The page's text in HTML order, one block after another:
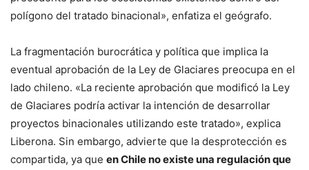
polígono del tratado binacional», enfatiza el geógrafo.
La fragmentación burocrática y política que implica la
eventual aprobación de la Ley de Glaciares preocupa en el
lado chileno. «La reciente aprobación que modificó la Ley
de Glaciares podría activar la intención de desarrollar
proyectos binacionales utilizando este tratado», explica
Liberona. Sin embargo, advierte que la desprotección es
compartida, ya que en Chile no existe una regulación que